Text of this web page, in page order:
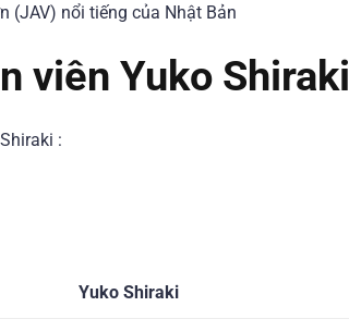
(JAV) nổi tiếng của Nhật Bản
viên Yuko Shiraki
:
Yuko Shiraki